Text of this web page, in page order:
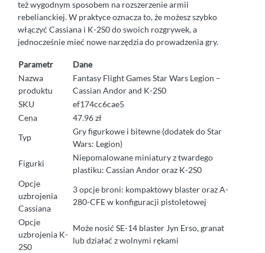
też wygodnym sposobem na rozszerzenie armii
rebelianckiej. W praktyce oznacza to, że możesz szybko
włączyć Cassiana i K-2S0 do swoich rozgrywek, a
jednocześnie mieć nowe narzędzia do prowadzenia gry.
Parametr
Dane
Nazwa
produktu
Fantasy Flight Games Star Wars Legion –
Cassian Andor and K-2S0
SKU
ef174cc6cae5
Cena
47.96 zł
Typ
Gry figurkowe i bitewne (dodatek do Star
Wars: Legion)
Figurki
Niepomalowane miniatury z twardego
plastiku: Cassian Andor oraz K-2S0
Opcje
uzbrojenia
Cassiana
3 opcje broni: kompaktowy blaster oraz A-
280-CFE w konfiguracji pistoletowej
Opcje
uzbrojenia K-
2S0
Może nosić SE-14 blaster Jyn Erso, granat
lub działać z wolnymi rękami